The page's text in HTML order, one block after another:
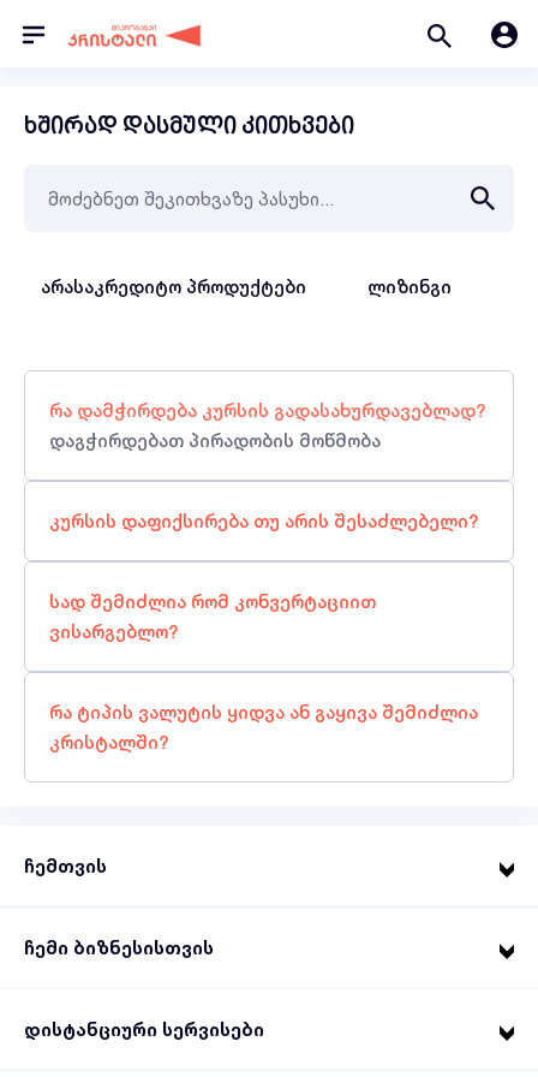
ხშირად დასმული კითხვები
არასაკრედიტო პროდუქტები ლიზინგი
რა დამჭირდება კურსის გადასახურდავებლად?
დაგჭირდებათ პირადობის მოწმობა
კურსის დაფიქსირება თუ არის შესაძლებელი?
სად შემიძლია რომ კონვერტაციით
ვისარგებლო?
რა ტიპის ვალუტის ყიდვა ან გაყივა შემიძლია
კრისტალში?
ჩემთვის
ჩემი ბიზნესისთვის
დისტანციური სერვისები